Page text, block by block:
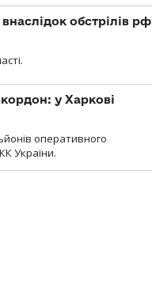
обстрілів рф
у Харкові
оперативного
України.